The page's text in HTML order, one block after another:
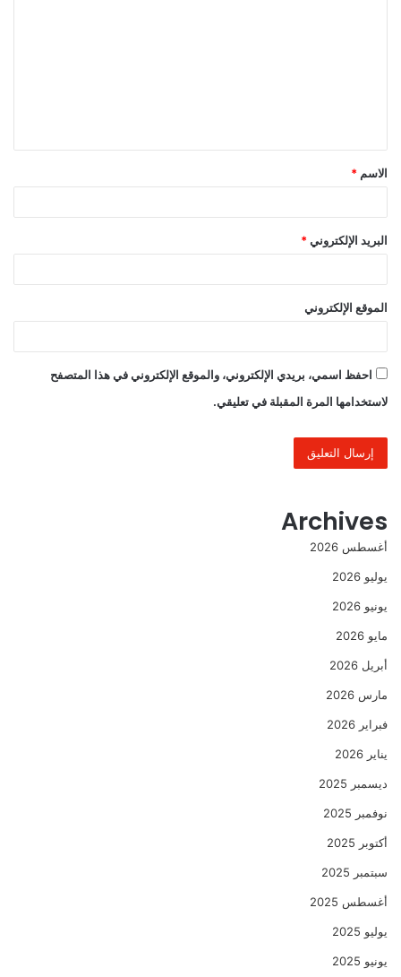
ق
*
الاسم *
البريد الإلكتروني *
الموقع الإلكتروني
احفظ اسمي، بريدي الإلكتروني، والموقع الإلكتروني في هذا المتصفح
لاستخدامها المرة المقبلة في تعليقي.
Archives
أغسطس 2026
يوليو 2026
يونيو 2026
مايو 2026
أبريل 2026
مارس 2026
فبراير 2026
يناير 2026
ديسمبر 2025
نوفمبر 2025
أكتوبر 2025
سبتمبر 2025
أغسطس 2025
يوليو 2025
يونيو 2025